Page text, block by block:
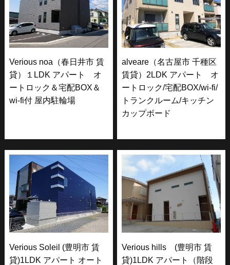
Verious noa（春日井市 賃
貸）１LDK アパート オ
ートロック＆宅配BOX＆
wi-fi付 屋内駐輪場
alveare（名古屋市 千種区
賃貸）2LDK アパート オ
ートロック/宅配BOX/wi-fi/
トランクルーム/キッチン
カップボード
Verious Soleil (豊明市 賃
貸)1LDK アパート オート
Verious hills (豊明市 賃
貸)1LDK アパート（階段